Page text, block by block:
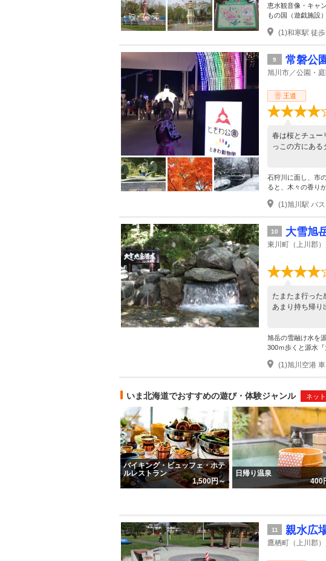
恵水観音像・キャ
もの国（遊戯施設
(1)和寒駅 徒
9 常磐公
旭川市／公園・庭
王道
春は桜とチュー
っこの方にある
石狩川に面し、市
ると、木々の香り
(1)旭川駅 バ
10 大雪旭
東川町（上川郡
たまたま行った
あまり持ち帰り
旭岳の雪融け水を
300ｍ歩くと源水
いま北海道でおすすめの遊び・体験ジャンル ネッ
バイキング・ビュッフェ・ホテ
ルレストラン
1,500円～
日帰り温泉
400
11 親水広
鷹栖町（上川郡